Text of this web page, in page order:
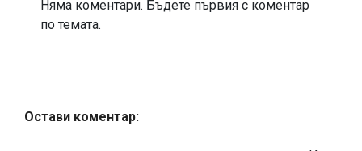
Няма коментари. Бъдете първия с коментар
по темата.
Остави коментар: